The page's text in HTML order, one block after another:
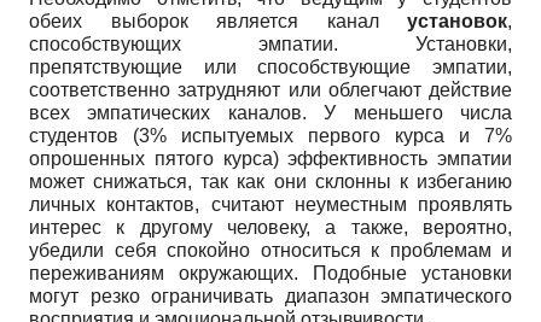
обеих выборок является канал установок,
способствующих эмпатии. Установки,
препятствующие или способствующие эмпатии,
соответственно затрудняют или облегчают действие
всех эмпатических каналов. У меньшего числа
студентов (3% испытуемых первого курса и 7%
опрошенных пятого курса) эффективность эмпатии
может снижаться, так как они склонны к избеганию
личных контактов, считают неуместным проявлять
интерес к другому человеку, а также, вероятно,
убедили себя спокойно относиться к проблемам и
переживаниям окружающих. Подобные установки
могут резко ограничивать диапазон эмпатического